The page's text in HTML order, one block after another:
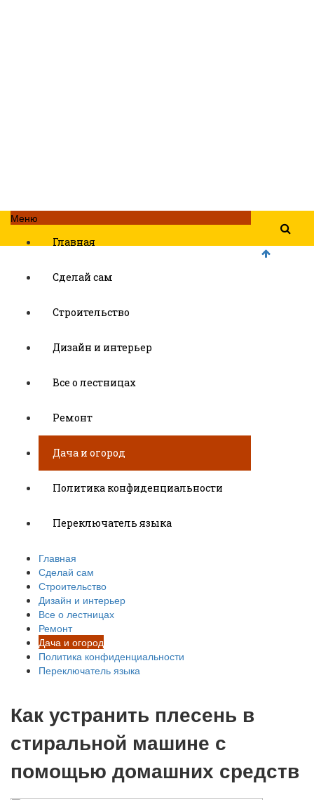
Меню
Главная
Сделай сам
Строительство
Дизайн и интерьер
Все о лестницах
Ремонт
Дача и огород
Политика конфиденциальности
Переключатель языка
Главная
Сделай сам
Строительство
Дизайн и интерьер
Все о лестницах
Ремонт
Дача и огород
Политика конфиденциальности
Переключатель языка
Как устранить плесень в
стиральной машине с
помощью домашних средств